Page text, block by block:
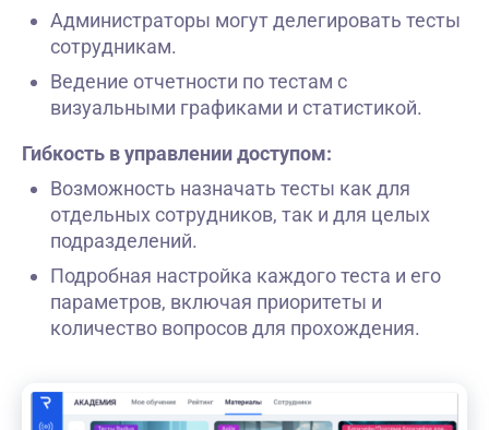
Администраторы могут делегировать тесты
сотрудникам.
Ведение отчетности по тестам с
визуальными графиками и статистикой.
Гибкость в управлении доступом:
Возможность назначать тесты как для
отдельных сотрудников, так и для целых
подразделений.
Подробная настройка каждого теста и его
параметров, включая приоритеты и
количество вопросов для прохождения.